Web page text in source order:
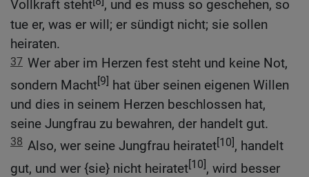
Vollkraft steht
, und es muss so geschehen, so
tue er, was er will; er sündigt nicht; sie sollen
heiraten.
37 Wer aber im Herzen fest steht und keine Not,
sondern Macht[9] hat über seinen eigenen Willen
und dies in seinem Herzen beschlossen hat,
seine Jungfrau zu bewahren, der handelt gut.
38 Also, wer seine Jungfrau heiratet[10], handelt
gut, und wer {sie} nicht heiratet[10], wird besser